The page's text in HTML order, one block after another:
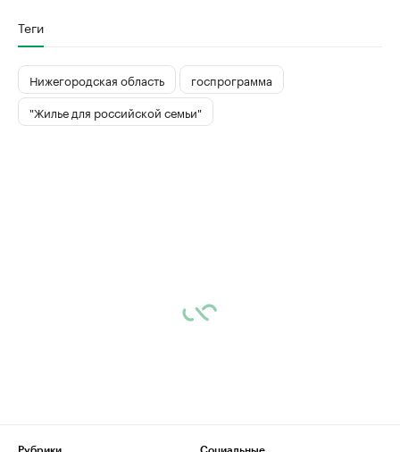
Теги
Нижегородская область
госпрограмма
"Жилье для российской семьи"